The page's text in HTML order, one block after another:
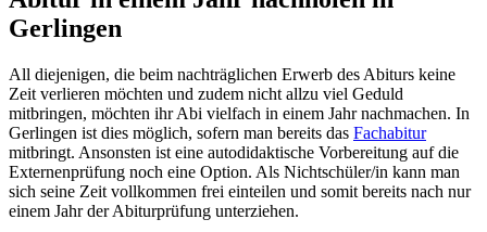
Gerlingen
All diejenigen, die beim nachträglichen Erwerb des Abiturs keine
Zeit verlieren möchten und zudem nicht allzu viel Geduld
mitbringen, möchten ihr Abi vielfach in einem Jahr nachmachen. In
Gerlingen ist dies möglich, sofern man bereits das Fachabitur
mitbringt. Ansonsten ist eine autodidaktische Vorbereitung auf die
Externenprüfung noch eine Option. Als Nichtschüler/in kann man
sich seine Zeit vollkommen frei einteilen und somit bereits nach nur
einem Jahr der Abiturprüfung unterziehen.